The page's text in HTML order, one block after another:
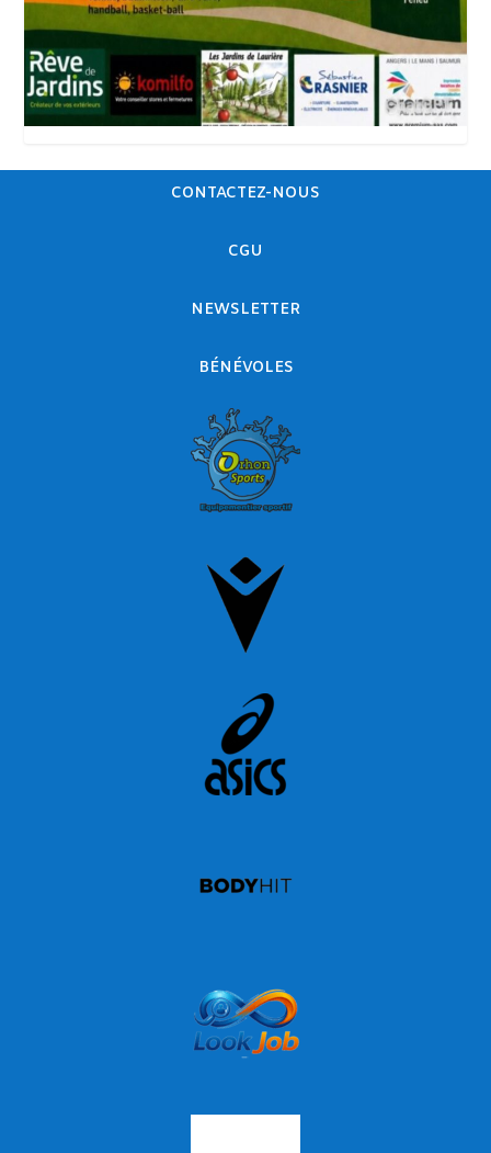
CONTACTEZ-NOUS
CGU
NEWSLETTER
BÉNÉVOLES